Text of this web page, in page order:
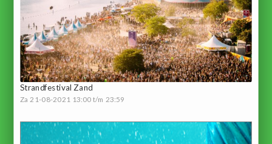
Strandfestival Zand
Za 21-08-2021 13:00 t/m 23:59